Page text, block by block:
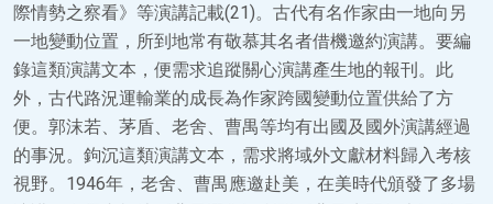
際情勢之察看》等演講記載(21)。古代有名作家由一地向另
一地變動位置，所到地常有敬慕其名者借機邀約演講。要編
錄這類演講文本，便需求追蹤關心演講產生地的報刊。此
外，古代路況運輸業的成長為作家跨國變動位置供給了方
便。郭沫若、茅盾、老舍、曹禺等均有出國及國外演講經過
的事況。鉤沉這類演講文本，需求將域外文獻材料歸入考核
視野。1946年，老舍、曹禺應邀赴美，在美時代頒發了多場